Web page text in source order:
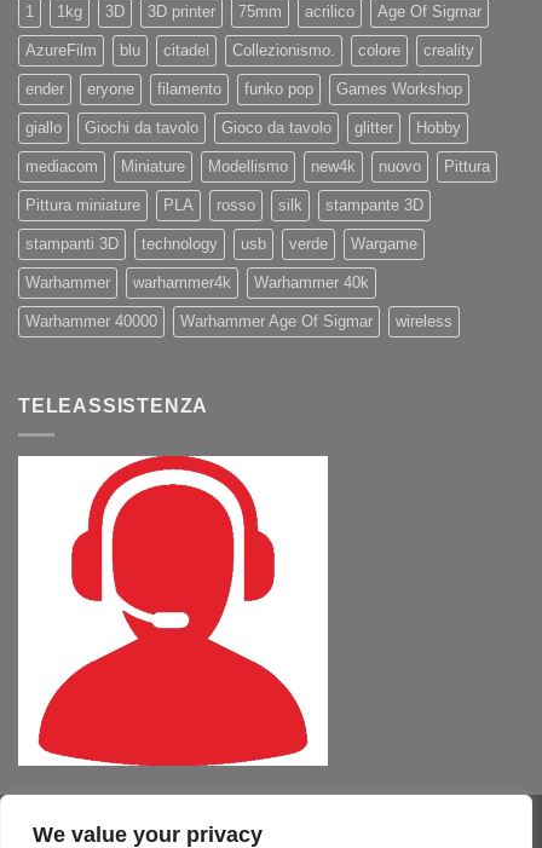
We value your privacy
1 1kg 3D 3D printer 75mm acrilico Age Of Sigmar
AzureFilm blu citadel Collezionismo. colore creality
ender eryone filamento funko pop Games Workshop
giallo Giochi da tavolo Gioco da tavolo glitter Hobby
mediacom Miniature Modellismo new4k nuovo Pittura
Pittura miniature PLA rosso silk stampante 3D
stampanti 3D technology usb verde Wargame
Warhammer warhammer4k Warhammer 40k
Warhammer 40000 Warhammer Age Of Sigmar wireless
TELEASSISTENZA
Visa PayPal MasterCard